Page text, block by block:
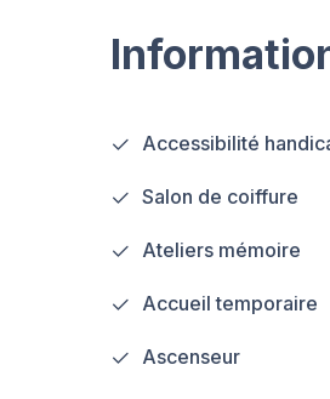
Accessibilité
Salon de coiffure
Ateliers mémoire
Accueil temporaire
Ascenseur